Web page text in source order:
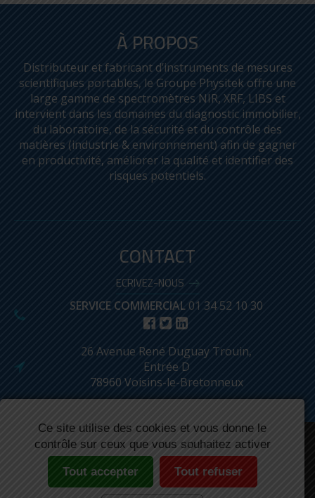
À PROPOS
Distributeur et fabricant d’instruments de mesures
scientifiques portables, le Groupe Physitek offre une
large gamme de spectromètres NIR, XRF, LIBS et
intervient dans les domaines du diagnostic immobilier,
du laboratoire, de la sécurité et du contrôle des
matières (industrie & environnement) afin de gagner
en productivité, améliorer la qualité et identifier des
risques potentiels.
CONTACT
ECRIVEZ-NOUS
SERVICE COMMERCIAL 01 34 52 10 30
26 Avenue René Duguay Trouin,
Entrée D
78960 Voisins-le-Bretonneux
Réalisé par : Biznet
Mentions légales
Conditions Générales de Ventes
Produits archivés
Plan du site
Lexique
N° Autorisation ASN : F620002
Ce site utilise des cookies et vous donne le
contrôle sur ceux que vous souhaitez activer
Tout accepter Tout refuser